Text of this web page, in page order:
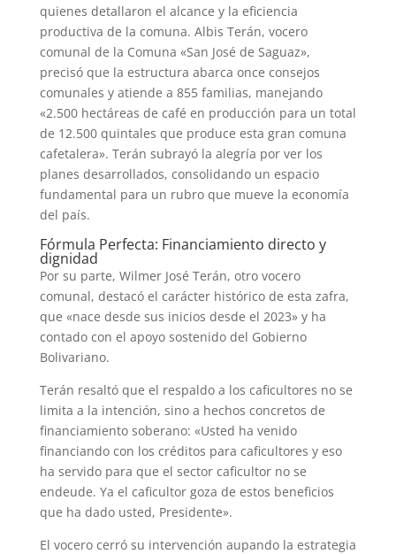
quienes detallaron el alcance y la eficiencia
productiva de la comuna. Albis Terán, vocero
comunal de la Comuna «San José de Saguaz»,
precisó que la estructura abarca once consejos
comunales y atiende a 855 familias, manejando
«2.500 hectáreas de café en producción para un total
de 12.500 quintales que produce esta gran comuna
cafetalera». Terán subrayó la alegría por ver los
planes desarrollados, consolidando un espacio
fundamental para un rubro que mueve la economía
del país.
Fórmula Perfecta: Financiamiento directo y
dignidad
Por su parte, Wilmer José Terán, otro vocero
comunal, destacó el carácter histórico de esta zafra,
que «nace desde sus inicios desde el 2023» y ha
contado con el apoyo sostenido del Gobierno
Bolivariano.
Terán resaltó que el respaldo a los caficultores no se
limita a la intención, sino a hechos concretos de
financiamiento soberano: «Usted ha venido
financiando con los créditos para caficultores y eso
ha servido para que el sector caficultor no se
endeude. Ya el caficultor goza de estos beneficios
que ha dado usted, Presidente».
El vocero cerró su intervención aupando la estrategia